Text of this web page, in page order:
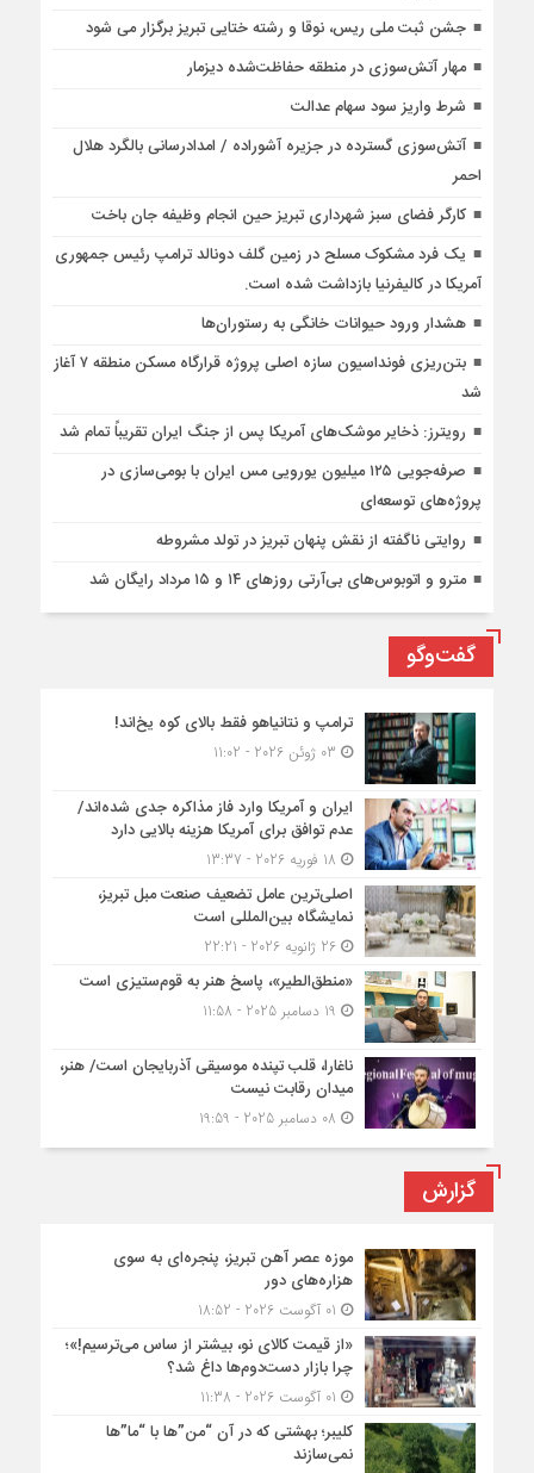
جشن ثبت ملی ریس، نوقا و رشته ختایی تبریز برگزار می شود
مهار آتش‌سوزی در منطقه حفاظت‌شده دیزمار
شرط واریز سود سهام عدالت
آتش‌سوزی گسترده در جزیره آشوراده / امدادرسانی بالگرد هلال
احمر
کارگر فضای سبز شهرداری تبریز حین انجام وظیفه جان باخت
یک فرد مشکوک مسلح در زمین گلف دونالد ترامپ رئیس جمهوری
آمریکا در کالیفرنیا بازداشت شده است.
هشدار ورود حیوانات خانگی به رستوران‌ها
بتن‌ریزی فونداسیون سازه اصلی پروژه قرارگاه مسکن منطقه ۷ آغاز
شد
رویترز: ذخایر موشک‌های آمریکا پس از جنگ ایران تقریباً تمام شد
صرفه‌جویی ۱۲۵ میلیون یورویی مس ایران با بومی‌سازی در
پروژه‌های توسعه‌ای
روایتی ناگفته از نقش پنهان تبریز در تولد مشروطه
مترو و اتوبوس‌های بی‌آرتی روزهای ۱۴ و ۱۵ مرداد رایگان شد
گفت‌وگو
ترامپ و نتانیاهو فقط بالای کوه یخ‌اند!
ایران و آمریکا وارد فاز مذاکره جدی شده‌اند/
عدم توافق برای آمریکا هزینه بالایی دارد
اصلی‌ترین عامل تضعیف صنعت مبل تبریز،
نمایشگاه بین‌المللی است
26 ژانویه 2026 - 22:21
«منطق‌الطیر»، پاسخ هنر به قوم‌ستیزی است
ناغارا، قلب تپنده موسیقی آذربایجان است/ هنر،
میدان رقابت نیست
گزارش
موزه عصر آهن تبریز، پنجره‌ای به سوی
هزاره‌های دور
«از قیمت کالای نو، بیشتر از ساس می‌ترسیم!»؛
چرا بازار دست‌دوم‌ها داغ شد؟
کلیبر؛ بهشتی که در آن “من”ها با “ما”ها
نمی‌سازند